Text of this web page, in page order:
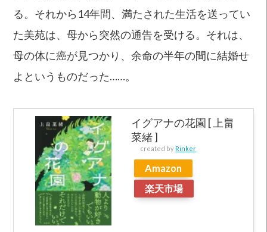
る。それから14年間、満たされた生活を送ってい
た美苑は、母から突然の通告を受ける。それは、
母の体に癌が見つかり、余命の半年の間に結婚せ
よというものだった……。
イグアナの花園 [ 上畠
菜緒 ]
created by Rinker
Amazon
楽天市場